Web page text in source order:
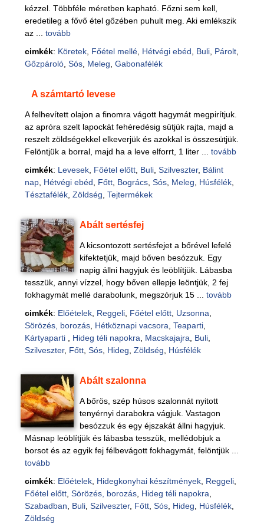
kézzel. Többféle méretben kapható. Főzni sem kell,
eredetileg a fővő étel gőzében puhult meg. Aki emlékszik
az ... tovább
cimkék: Köretek, Főétel mellé, Hétvégi ebéd Buli, Párolt,
Gőzpároló, Sós, Meleg Gabonafélék
A számtartó levese
A felhevített olajon a finomra vágott hagymát megpirítjuk.
az apróra szelt lapockát fehéredésig sütjük rajta, majd a
reszelt zöldségekkel elkeverjük és azokkal is összesütjük.
Felöntjük a borral, majd ha a leve elforrt, 1 liter ... tovább
cimkék: Levesek, Főétel előtt, Buli, Szilveszter, Bálint
nap, Hétvégi ebéd Főtt, Bogrács, Sós, Meleg Húsfélék,
Tésztafélék, Zöldség Tejtermékek
Abált sertésfej
A kicsontozott sertésfejet a bőrével lefelé
kifektetjük, majd bőven besózzuk. Egy
napig állni hagyjuk és leöblítjük. Lábasba
tesszük, annyi vízzel, hogy bőven ellepje leöntjük, 2 fej
fokhagymát mellé darabolunk, megszórjuk 15 ... tovább
cimkék: Előételek, Reggeli, Főétel előtt, Uzsonna
Sörözés, borozás, Hétköznapi vacsora Teaparti,
Kártyaparti
Hideg téli napokra Macskajajra Buli,
Szilveszter, Főtt, Sós, Hideg Zöldség Húsfélék
Abált szalonna
A bőrös, szép húsos szalonnát nyitott
tenyérnyi darabokra vágjuk. Vastagon
besózzuk és egy éjszakát állni hagyjuk.
Másnap leöblítjük és lábasba tesszük, mellédobjuk a
borsot és az egyik fej félbevágott fokhagymát, felöntjük ...
tovább
cimkék: Előételek, Hidegkonyhai készítmények, Reggeli,
Főétel előtt, Sörözés, borozás, Hideg téli napokra
Szabadban
Buli, Szilveszter, Főtt, Sós, Hideg Húsfélék,
Zöldség